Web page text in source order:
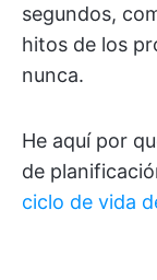
segundos,
hitos de los
nunca.
He aquí por
de
ciclo de vida